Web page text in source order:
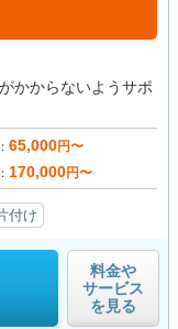
かからないようサポ
65,000円〜
170,000円〜
付け
料金や
サービス
を見る